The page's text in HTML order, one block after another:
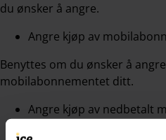
du ønsker å angre.
Angre kjøp av
Benyttes om du ønsker å
mobilabonnementet ditt.
Angre kjøp av nedbetalt